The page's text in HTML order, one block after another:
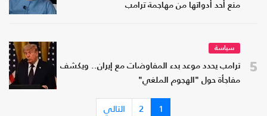
منع أحد أدواتها من مهاجمة ترامب
5
سياسة
ترامب يحدد موعد بدء المفاوضات مع إيران.. ويكشف
مفاجأة حول "الهجوم الملغي"
1
2 التالي